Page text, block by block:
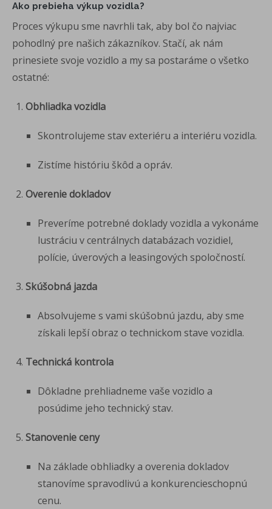
Ako prebieha výkup vozidla?
Proces výkupu sme navrhli tak, aby bol čo najviac
pohodlný pre našich zákazníkov. Stačí, ak nám
prinesiete svoje vozidlo a my sa postaráme o všetko
ostatné:
Obhliadka vozidla
Skontrolujeme stav exteriéru a interiéru vozidla.
Zistíme históriu škôd a opráv.
Overenie dokladov
Preveríme potrebné doklady vozidla a vykonáme
lustráciu v centrálnych databázach vozidiel,
polície, úverových a leasingových spoločností.
Skúšobná jazda
Absolvujeme s vami skúšobnú jazdu, aby sme
získali lepší obraz o technickom stave vozidla.
Technická kontrola
Dôkladne prehliadneme vaše vozidlo a
posúdime jeho technický stav.
Stanovenie ceny
Na základe obhliadky a overenia dokladov
stanovíme spravodlivú a konkurencieschopnú
cenu.